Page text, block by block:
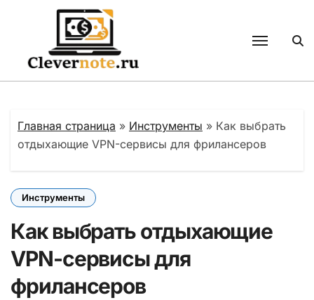
содержанию
Главная страница » Инструменты » Как выбрать
отдыхающие VPN-сервисы для фрилансеров
Инструменты
Как выбрать отдыхающие
VPN-сервисы для
фрилансеров